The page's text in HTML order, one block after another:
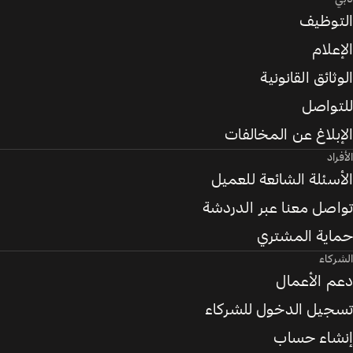
التوظيف
الإعلام
الوثائق القانونية
للتواصل
الإبلاغ عن المخالفات
الأفراد
الأسئلة الشائعة للعميل
تواصل معنا عبر الدردشة
حماية المشتري
الشركاء
دعم الأعمال
تسجيل الدخول للشركاء
إنشاء حساب